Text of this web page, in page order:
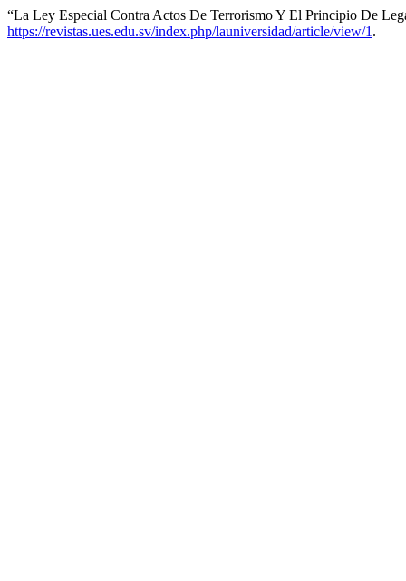
“La Ley Especial Contra Actos De Terrorismo Y El Principio De
https://revistas.ues.edu.sv/index.php/launiversidad/article/view/1 .